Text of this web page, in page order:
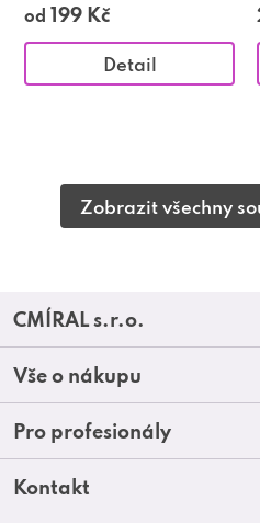
od 199 Kč
Detail
Zobrazit všechny
Z
á
p
a
CMÍRAL s.r.o.
Prodejny
O nás
Blog
Kontakt
Vše o nákupu
Doprava a platba
Obchodní podmínky
Reklamace a vrácení zboží
Pro profesionály
Akční letáky
Kontakt